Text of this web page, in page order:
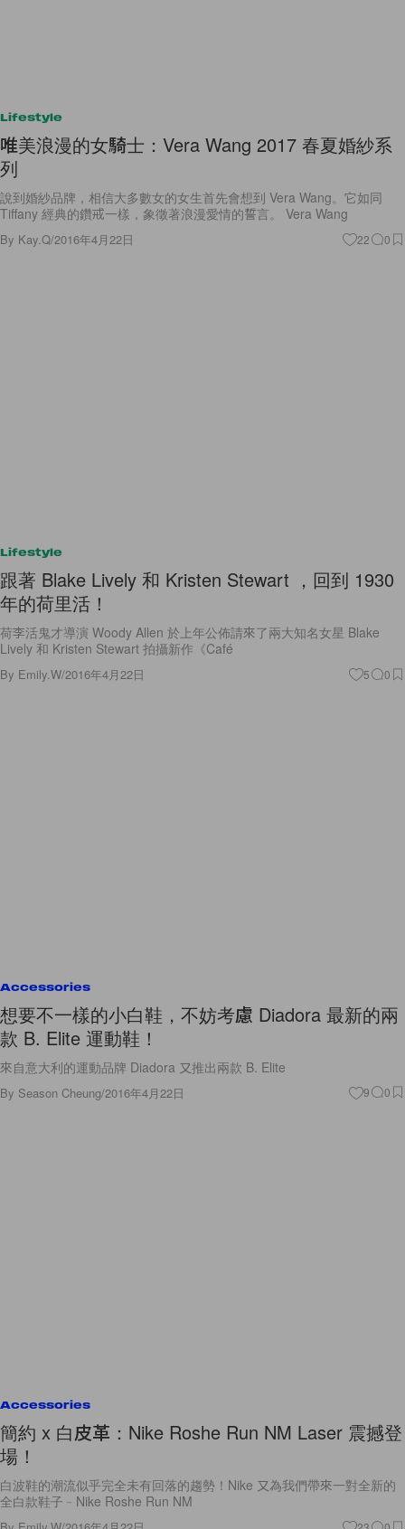
Lifestyle
唯美浪漫的女騎士：Vera Wang 2017 春夏婚紗系
列
說到婚紗品牌，相信大多數女的女生首先會想到 Vera Wang。它如同
Tiffany 經典的鑽戒一樣，象徵著浪漫愛情的誓言。 Vera Wang
By Kay.Q/2016年4月22日 22 0
Lifestyle
跟著 Blake Lively 和 Kristen Stewart ，回到 1930
年的荷里活！
荷李活鬼才導演 Woody Allen 於上年公佈請來了兩大知名女星 Blake
Lively 和 Kristen Stewart 拍攝新作《Café
By Emily.W/2016年4月22日 5 0
Accessories
想要不一樣的小白鞋，不妨考慮 Diadora 最新的兩
款 B. Elite 運動鞋！
來自意大利的運動品牌 Diadora 又推出兩款 B. Elite
By Season Cheung/2016年4月22日 9 0
Accessories
簡約 x 白皮革：Nike Roshe Run NM Laser 震撼登
場！
白波鞋的潮流似乎完全未有回落的趨勢！Nike 又為我們帶來一對全新的
全白款鞋子﹣Nike Roshe Run NM